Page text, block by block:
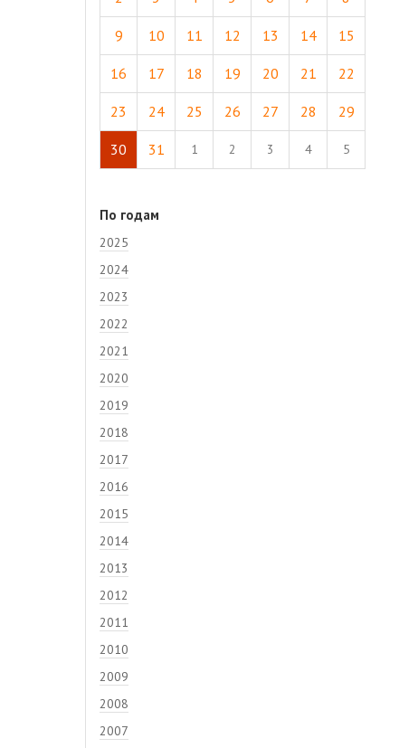
9 10 11 12 13 14 15
16 17 18 19 20 21 22
23 24 25 26 27 28 29
30 31 1 2 3 4 5
По годам
2025
2024
2023
2022
2021
2020
2019
2018
2017
2016
2015
2014
2013
2012
2011
2010
2009
2008
2007